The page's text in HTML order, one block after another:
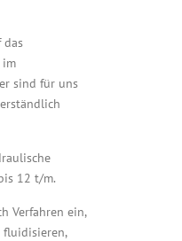
im
sind für uns
12 t/m.
Verfahren ein,
fluidisieren,